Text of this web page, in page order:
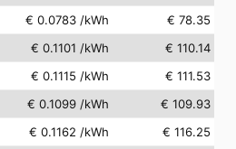
€ 0.0783 /kWh
€ 78.35
€ 0.1101 /kWh
€ 110.14
€ 0.1115 /kWh
€ 111.53
€ 0.1099 /kWh
€ 109.93
€ 0.1162 /kWh
€ 116.25